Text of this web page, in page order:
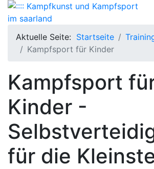
Aktuelle Seite: Startseite
Kampfsport für Kinder
Kampfsport
Kinder -
für die